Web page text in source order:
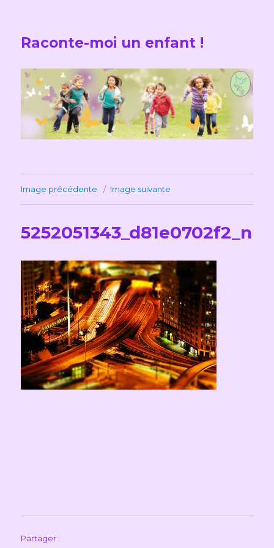
Raconte-moi un enfant !
Image précédente Image suivante
5252051343_d81e0702f2_n
Partager :